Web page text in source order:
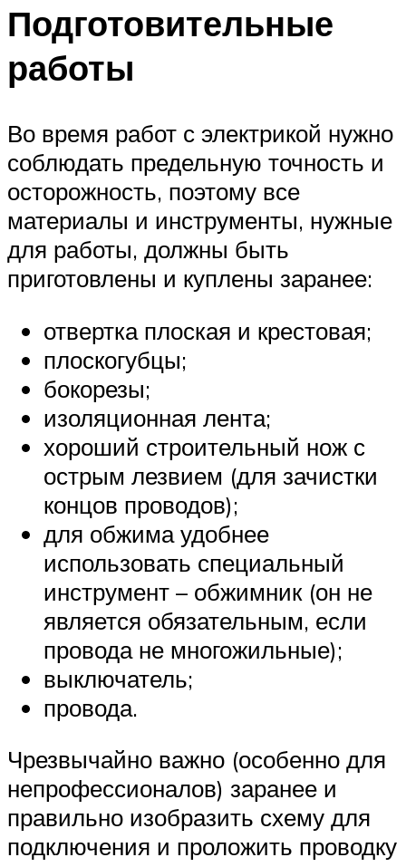
Подготовительные
работы
Во время работ с электрикой нужно
соблюдать предельную точность и
осторожность, поэтому все
материалы и инструменты, нужные
для работы, должны быть
приготовлены и куплены заранее:
отвертка плоская и крестовая;
плоскогубцы;
бокорезы;
изоляционная лента;
хороший строительный нож с
острым лезвием (для зачистки
концов проводов);
для обжима удобнее
использовать специальный
инструмент – обжимник (он не
является обязательным, если
провода не многожильные);
выключатель;
провода.
Чрезвычайно важно (особенно для
непрофессионалов) заранее и
правильно изобразить схему для
подключения и проложить проводку